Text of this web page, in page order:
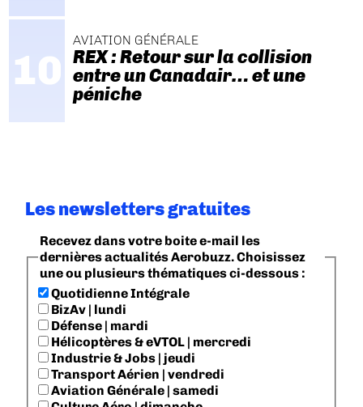
AVIATION GÉNÉRALE
REX : Retour sur la collision
entre un Canadair… et une
péniche
Les newsletters gratuites
Recevez dans votre boite e-mail les
dernières actualités Aerobuzz. Choisissez
une ou plusieurs thématiques ci-dessous :
Quotidienne Intégrale
BizAv | lundi
Défense | mardi
Hélicoptères & eVTOL | mercredi
Industrie & Jobs | jeudi
Transport Aérien | vendredi
Aviation Générale | samedi